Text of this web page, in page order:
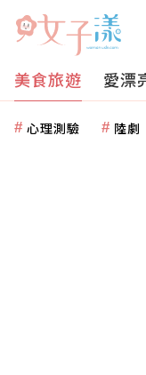
美食旅遊 愛漂
心理測驗 陸劇